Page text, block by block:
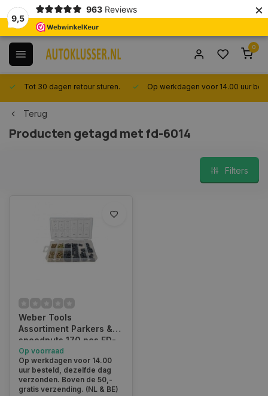
9,5
963 Reviews ×
0
Tot 30 dagen retour sturen. Op werkdagen voor 14.00 uur
Terug
Producten getagd met fd-6014
Filters
Weber Tools
Assortiment Parkers &
speednuts 170 pcs FD-
6014
Op voorraad
Op werkdagen voor 14.00
uur besteld, dezelfde dag
verzonden. Boven de 50,-
gratis verzending. (NL & BE)